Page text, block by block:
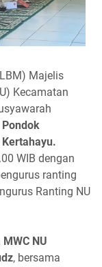
Majelis
Kecamatan
Pondok
WIB dengan
ranting
Ranting NU
MWC NU
, bersama